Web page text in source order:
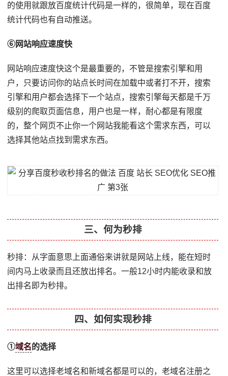
的使用就跟放百度统计代码是一样的，很简单，现在百度
统计代码也有自动推送。
⑥网站响应速度快
网站响应速度快这个是最重要的，不管是搜索引擎和用
户，只要访问你的站点长时间在加载中或者打不开，搜索
引擎和用户都会选择下一个站点，搜索引擎每天都是千万
级别的爬取页面信息，用户也是一样，耐心都是有限度
的，整个网页不止你一个网站我能看这个需求东西，可以
选择其他站点找到需求东西。
三、何为秒排
秒排：从字面意思上面通俗来讲就是网站上线，能在短时
间内马上收录而且还放出排名。一般12小时内能收录和放
出排名即为秒排。
四、如何实现秒排
①域名的选择
这里可以选择老域名和新域名都是可以的，老域名注册之